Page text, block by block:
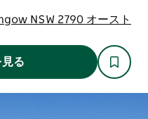
NSW 2790 オースト
る